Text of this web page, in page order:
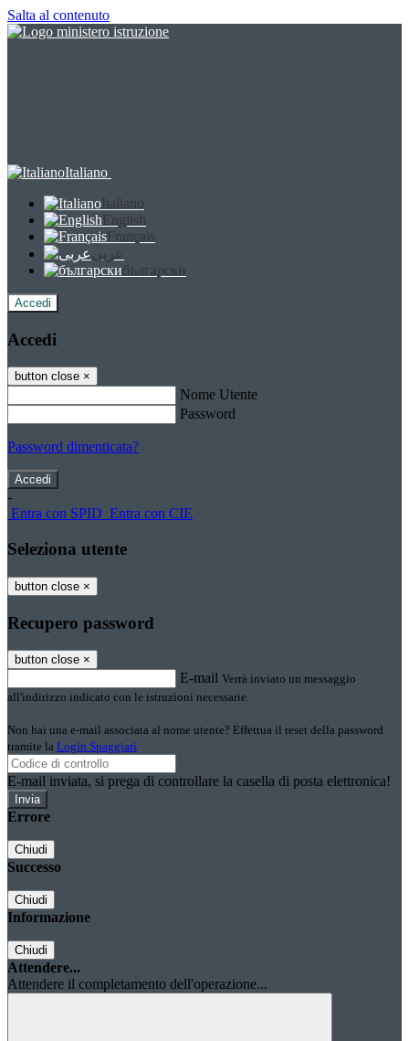
Salta al contenuto
Italiano
Italiano
English
Français
عربى
български
Accedi
Accedi
button close ×
Nome Utente
Password
Password dimenticata?
-
Entra con SPID Entra con CIE
Seleziona utente
button close ×
Recupero password
button close ×
E-mail Verrà inviato un messaggio
all'indirizzo indicato con le istruzioni necessarie.
Non hai una e-mail associata al nome utente? Effettua il reset della password
tramite la Login Spaggiari
E-mail inviata, si prega di controllare la casella di posta elettronica!
Errore
Chiudi
Successo
Chiudi
Informazione
Chiudi
Attendere...
Attendere il completamento dell'operazione...